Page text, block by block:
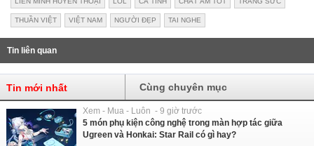
THUẦN VIỆT VIỆT NAM NGƯỜI ĐẸP TAI NGHE
Tin liên quan
Tin mới nhất Cùng chuyên mục
Xem - Mua - Luôn - 9 giờ trước
5 món phụ kiện công nghệ trong màn hợp tác giữa
Ugreen và Honkai: Star Rail có gì hay?